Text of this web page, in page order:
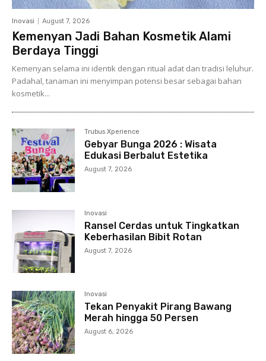
Inovasi August 7, 2026
Kemenyan Jadi Bahan Kosmetik Alami
Berdaya Tinggi
Kemenyan selama ini identik dengan ritual adat dan tradisi leluhur.
Padahal, tanaman ini menyimpan potensi besar sebagai bahan
kosmetik...
Trubus Xperience
Gebyar Bunga 2026 : Wisata
Edukasi Berbalut Estetika
August 7, 2026
Inovasi
Ransel Cerdas untuk Tingkatkan
Keberhasilan Bibit Rotan
August 7, 2026
Inovasi
Tekan Penyakit Pirang Bawang
Merah hingga 50 Persen
August 6, 2026